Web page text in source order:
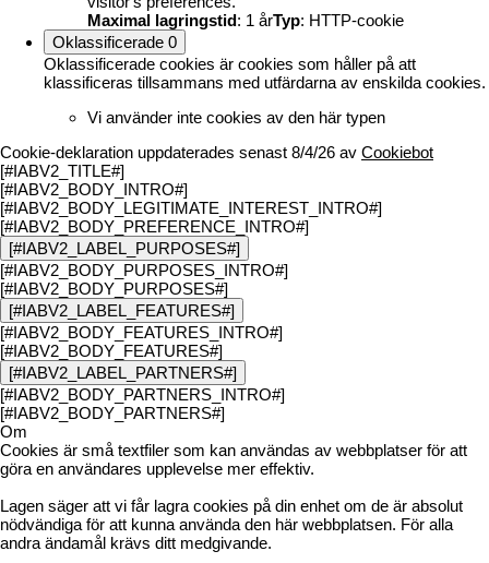
Maximal lagringstid: 1 årTyp: HTTP-cookie
Oklassificerade 0
Oklassificerade cookies är cookies som håller på att
klassificeras tillsammans med utfärdarna av enskilda cookies.
Vi använder inte cookies av den här typen
Cookie-deklaration uppdaterades senast 8/4/26 av Cookiebot
[#IABV2_TITLE#]
[#IABV2_BODY_INTRO#]
[#IABV2_BODY_LEGITIMATE_INTEREST_INTRO#]
[#IABV2_BODY_PREFERENCE_INTRO#]
[#IABV2_LABEL_PURPOSES#]
[#IABV2_BODY_PURPOSES_INTRO#]
[#IABV2_BODY_PURPOSES#]
[#IABV2_LABEL_FEATURES#]
[#IABV2_BODY_FEATURES_INTRO#]
[#IABV2_BODY_FEATURES#]
[#IABV2_LABEL_PARTNERS#]
[#IABV2_BODY_PARTNERS_INTRO#]
[#IABV2_BODY_PARTNERS#]
Om
Cookies är små textfiler som kan användas av webbplatser för att
göra en användares upplevelse mer effektiv.
Lagen säger att vi får lagra cookies på din enhet om de är absolut
nödvändiga för att kunna använda den här webbplatsen. För alla
andra ändamål krävs ditt medgivande.